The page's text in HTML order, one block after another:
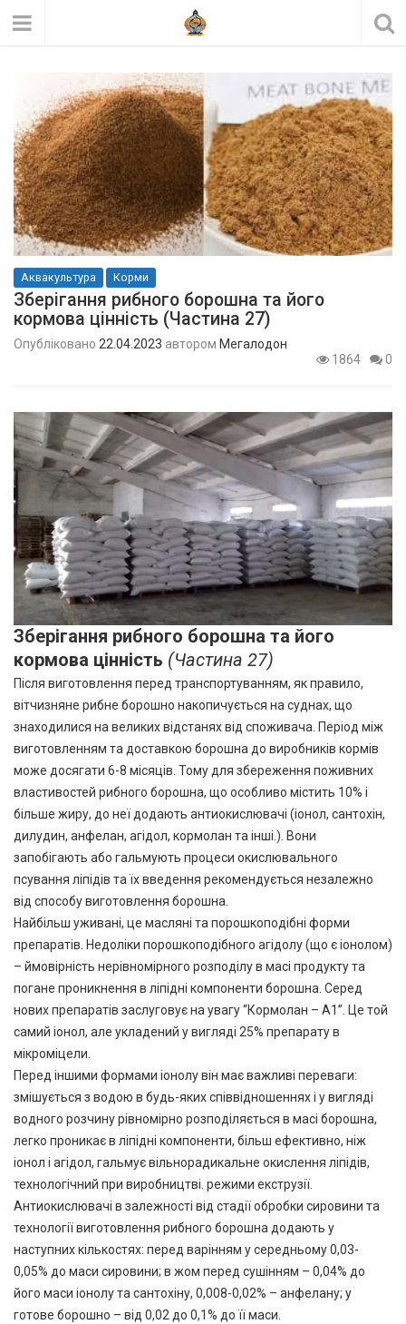
Аквакультура Корми
Зберігання рибного борошна та його
кормова цінність (Частина 27)
Опубліковано 22.04.2023 автором Мегалодон
1864
0
Зберігання рибного борошна та його
кормова цінність (Частина 27)
Після виготовлення перед транспортуванням, як правило,
вітчизняне рибне борошно накопичується на суднах, що
знаходилися на великих відстанях від споживача. Період між
виготовленням та доставкою борошна до виробників кормів
може досягати 6-8 місяців. Тому для збереження поживних
властивостей рибного борошна, що особливо містить 10% і
більше жиру, до неї додають антиокислювачі (іонол, сантохін,
дилудин, анфелан, агідол, кормолан та інші.). Вони
запобігають або гальмують процеси окислювального
псування ліпідів та їх введення рекомендується незалежно
від способу виготовлення борошна.
Найбільш уживані, це масляні та порошкоподібні форми
препаратів. Недоліки порошкоподібного агідолу (що є іонолом)
– ймовірність нерівномірного розподілу в масі продукту та
погане проникнення в ліпідні компоненти борошна. Серед
нових препаратів заслуговує на увагу “Кормолан – А1”. Це той
самий іонол, але укладений у вигляді 25% препарату в
мікроміцели.
Перед іншими формами іонолу він має важливі переваги:
змішується з водою в будь-яких співвідношеннях і у вигляді
водного розчину рівномірно розподіляється в масі борошна,
легко проникає в ліпідні компоненти, більш ефективно, ніж
іонол і агідол, гальмує вільнорадикальне окислення ліпідів,
технологічний при виробництві. режими екструзії.
Антиокислювачі в залежності від стадії обробки сировини та
технології виготовлення рибного борошна додають у
наступних кількостях: перед варінням у середньому 0,03-
0,05% до маси сировини; в жом перед сушінням – 0,04% до
його маси іонолу та сантохіну, 0,008-0,02% – анфелану; у
готове борошно – від 0,02 до 0,1% до її маси.